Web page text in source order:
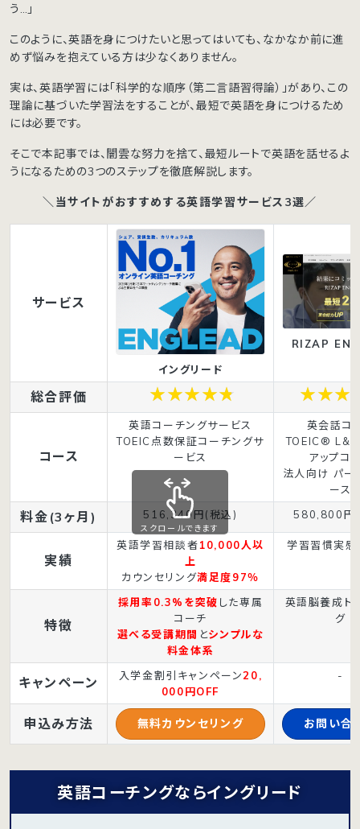
う…」
このように、英語を身につけたいと思ってはいても、なかなか前に進
めず悩みを抱えている方は少なくありません。
実は、英語学習には「科学的な順序（第二言語習得論）」があり、この
理論に基づいた学習法をすることが、最短で英語を身につけるため
には必要です。
そこで本記事では、闇雲な努力を捨て、最短ルートで英語を話せるよ
うになるための3つのステップを徹底解説します。
＼当サイトがおすすめする英語学習サービス3選／
サービス
イングリード
RIZAP
総合評価
コース
英語コーチングサービス
TOEIC点数保証コーチングサ
ービス
英会話コ
TOEIC® L&R
アップコ
法人向け パー
ース
料金(3ヶ月) 516,340円(税込) 580,800円
実績
英語学習相談者10,000人以
上
カウンセリング満足度97％
学習習慣実
特徴
採用率0.3%を突破 した専属
コーチ
選べる受講期間 とシンプルな
料金体系
英語脳養成ト
グ
キャンペーン 入学金割引キャンペーン20,
000円OFF
-
申込み方法 無料カウンセリング お問い合
スクロールできます
英語コーチングならイングリード